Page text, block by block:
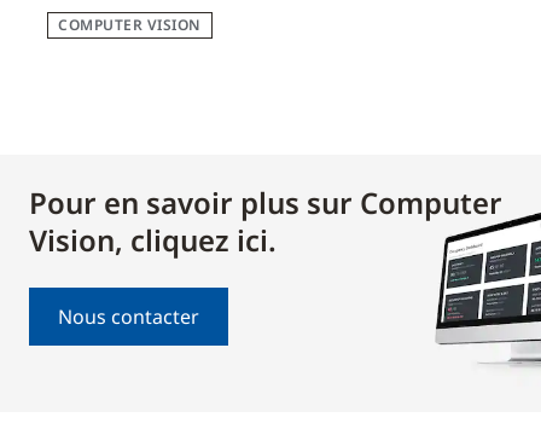
COMPUTER VISION
Pour en savoir plus sur Computer
Vision, cliquez ici.
Nous contacter